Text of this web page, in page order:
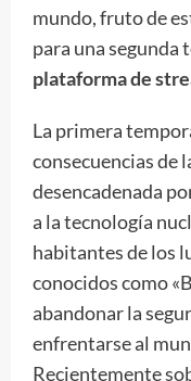
mundo, fruto de
para una segunda
plataforma de
La primera
consecuencias de
desencadenada
a la tecnología
habitantes de los
conocidos como
abandonar la
enfrentarse al
Recientemente